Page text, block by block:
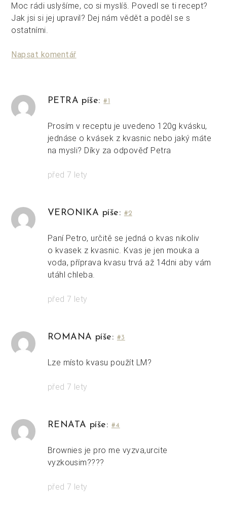
Moc rádi uslyšíme, co si myslíš. Povedl se ti recept?
Jak jsi si jej upravil? Dej nám vědět a poděl se s
ostatními.
Napsat komentář
PETRA píše:#1
Prosím v receptu je uvedeno 120g kvásku,
jednáse o kvásek z kvasnic nebo jaký máte
na mysli? Díky za odpověď Petra
před 7 lety
VERONIKA píše: #2
Paní Petro, určitě se jedná o kvas nikoliv
o kvasek z kvasnic. Kvas je jen mouka a
voda, příprava kvasu trvá až 14dni aby vám
utáhl chleba.
před 7 lety
ROMANA píše: #3
Lze místo kvasu použít LM?
před 7 lety
RENATA píše: #4
Brownies je pro me vyzva,urcite
vyzkousim????
před 7 lety